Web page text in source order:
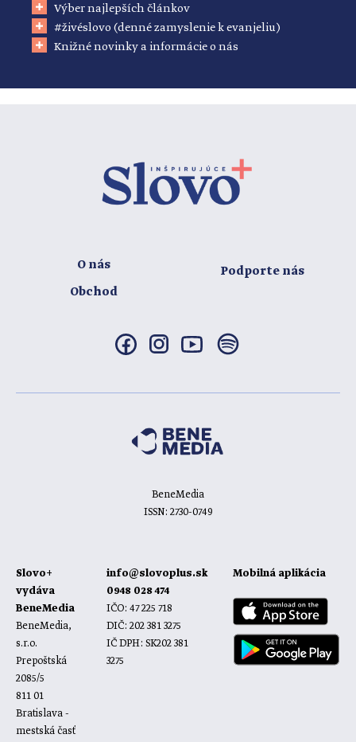
Výber najlepších článkov
#živéslovo (denné zamyslenie k evanjeliu)
Knižné novinky a informácie o nás
O nás
Obchod
Podporte nás
BeneMedia
ISSN: 2730-0749
Slovo+
vydáva
BeneMedia
BeneMedia,
s.r.o.
Prepoštská
2085/5
811 01
Bratislava -
mestská časť
info@slovoplus.sk
0948 028 474
IČO: 47 225 718
DIČ: 202 381 3275
IČ DPH: SK202 381
3275
Mobilná aplikácia